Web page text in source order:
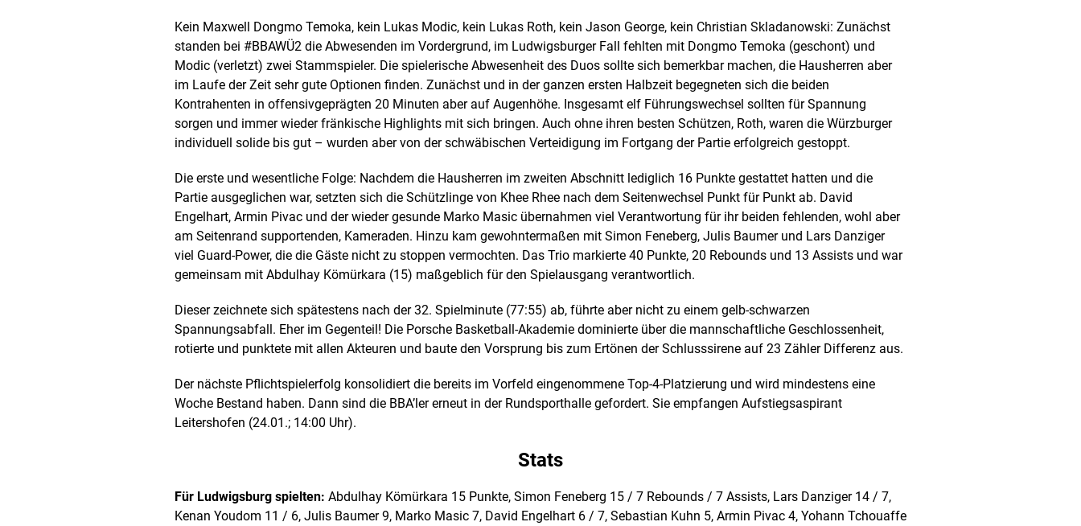
Kein Maxwell Dongmo Temoka, kein Lukas Modic, kein Lukas Roth, kein Jason George, kein Christian Skladanowski: Zunächst
standen bei #BBAWÜ2 die Abwesenden im Vordergrund, im Ludwigsburger Fall fehlten mit Dongmo Temoka (geschont) und
Modic (verletzt) zwei Stammspieler. Die spielerische Abwesenheit des Duos sollte sich bemerkbar machen, die Hausherren aber
im Laufe der Zeit sehr gute Optionen finden. Zunächst und in der ganzen ersten Halbzeit begegneten sich die beiden
Kontrahenten in offensivgeprägten 20 Minuten aber auf Augenhöhe. Insgesamt elf Führungswechsel sollten für Spannung
sorgen und immer wieder fränkische Highlights mit sich bringen. Auch ohne ihren besten Schützen, Roth, waren die Würzburger
individuell solide bis gut – wurden aber von der schwäbischen Verteidigung im Fortgang der Partie erfolgreich gestoppt.
Die erste und wesentliche Folge: Nachdem die Hausherren im zweiten Abschnitt lediglich 16 Punkte gestattet hatten und die
Partie ausgeglichen war, setzten sich die Schützlinge von Khee Rhee nach dem Seitenwechsel Punkt für Punkt ab. David
Engelhart, Armin Pivac und der wieder gesunde Marko Masic übernahmen viel Verantwortung für ihr beiden fehlenden, wohl aber
am Seitenrand supportenden, Kameraden. Hinzu kam gewohntermaßen mit Simon Feneberg, Julis Baumer und Lars Danziger
viel Guard-Power, die die Gäste nicht zu stoppen vermochten. Das Trio markierte 40 Punkte, 20 Rebounds und 13 Assists und war
gemeinsam mit Abdulhay Kömürkara (15) maßgeblich für den Spielausgang verantwortlich.
Dieser zeichnete sich spätestens nach der 32. Spielminute (77:55) ab, führte aber nicht zu einem gelb-schwarzen
Spannungsabfall. Eher im Gegenteil! Die Porsche Basketball-Akademie dominierte über die mannschaftliche Geschlossenheit,
rotierte und punktete mit allen Akteuren und baute den Vorsprung bis zum Ertönen der Schlusssirene auf 23 Zähler Differenz aus.
Der nächste Pflichtspielerfolg konsolidiert die bereits im Vorfeld eingenommene Top-4-Platzierung und wird mindestens eine
Woche Bestand haben. Dann sind die BBA’ler erneut in der Rundsporthalle gefordert. Sie empfangen Aufstiegsaspirant
Leitershofen (24.01.; 14:00 Uhr).
Stats
Für Ludwigsburg spielten: Abdulhay Kömürkara 15 Punkte, Simon Feneberg 15 / 7 Rebounds / 7 Assists, Lars Danziger 14 / 7,
Kenan Youdom 11 / 6, Julis Baumer 9, Marko Masic 7, David Engelhart 6 / 7, Sebastian Kuhn 5, Armin Pivac 4, Yohann Tchouaffe